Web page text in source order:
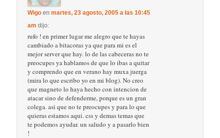
Wigo enmartes, 23 agosto, 2005 a las 10:45
am dijo:
rufo ! en primer lugar me alegro que te hayas
cambiado a bitacoras ya que para mi es el
mejor server que hay. lo de las cabeceras no te
preocupes ya hablamos de que lo ibas a quitar
y comprendo que en verano hay muxa juerga
(mira lo que escribo yo en mi blog). No creo
que magneto lo haya hecho con intencion de
atacar sino de defenderme, porque es un gran
colega. asi que no te preocupes y para lo que
quieras estamos aqui. css y demas temas que
te podemos ayudar. un saludo y a pasarlo bien
!